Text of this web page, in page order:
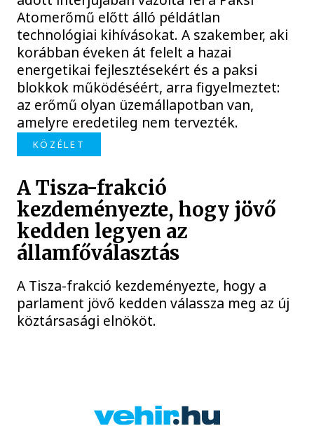
Atomerőmű előtt álló példátlan
technológiai kihívásokat. A szakember, aki
korábban éveken át felelt a hazai
energetikai fejlesztésekért és a paksi
blokkok működéséért, arra figyelmeztet:
az erőmű olyan üzemállapotban van,
amelyre eredetileg nem tervezték.
KÖZÉLET
A Tisza-frakció
kezdeményezte, hogy jövő
kedden legyen az
államfőválasztás
A Tisza-frakció kezdeményezte, hogy a
parlament jövő kedden válassza meg az új
köztársasági elnököt.